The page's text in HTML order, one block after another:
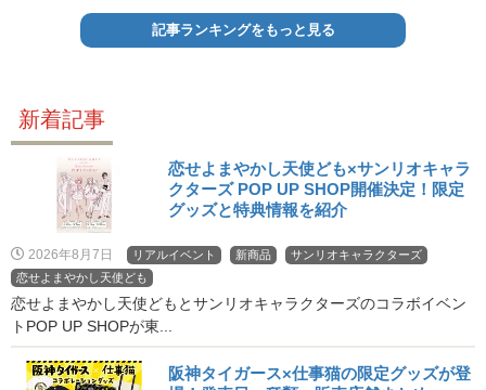
記事ランキングをもっと見る
新着記事
恋せよまやかし天使ども×サンリオキャラ
クターズ POP UP SHOP開催決定！限定
グッズと特典情報を紹介
2026年8月7日 リアルイベント 新商品
サンリオキャラクターズ
恋せよまやかし天使ども
恋せよまやかし天使どもとサンリオキャラクターズのコラボイベン
トPOP UP SHOPが東...
阪神タイガース×仕事猫の限定グッズが登